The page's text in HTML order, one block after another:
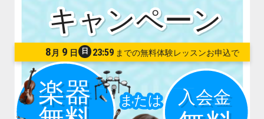
8 月 9 日 日 23:59